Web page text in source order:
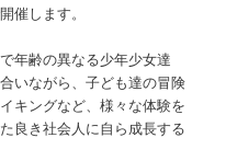
催します。
年齢の異なる少年少女達
いながら、子ども達の冒険
キングなど、様々な体験を
良き社会人に自ら成長する